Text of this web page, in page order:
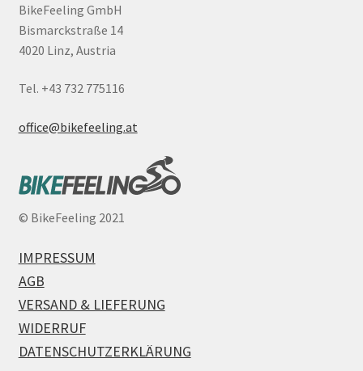
BikeFeeling GmbH
Bismarckstraße 14
4020 Linz, Austria
Tel. +43 732 775116
office@bikefeeling.at
© BikeFeeling 2021
IMPRESSUM
AGB
VERSAND & LIEFERUNG
WIDERRUF
DATENSCHUTZERKLÄRUNG